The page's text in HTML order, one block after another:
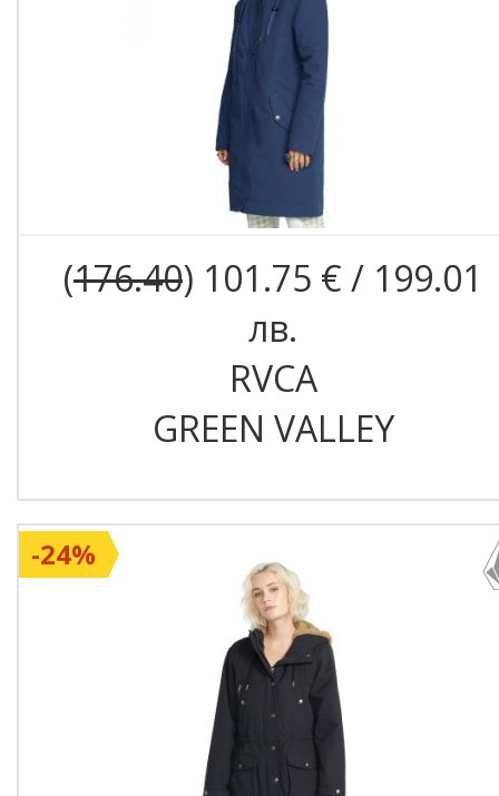
(176.40) 101.75 € / 199.01
лв.
RVCA
GREEN VALLEY
-24%